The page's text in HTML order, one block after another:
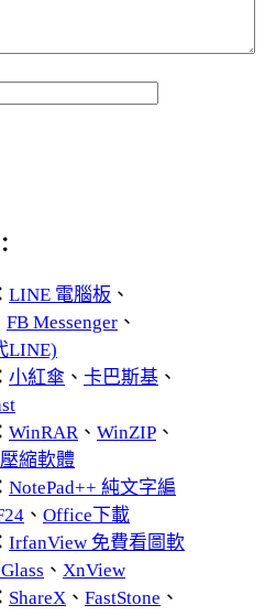
LINE 電腦板 、
FB Messenger 、
LINE)
小紅傘 、 卡巴斯基 、
WinRAR、 WinZIP 、
縮軟體
NotePad++ 純文字編
、 Office下載
IrfanView 免費看圖軟
、 XnView
ShareX 、 FastStone 、